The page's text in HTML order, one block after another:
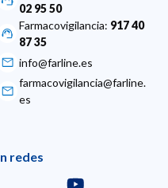
redes
02 95 50
Farmacovigilancia: 917 40
87 35
info@farline.es
farmacovigilancia@farline.
es